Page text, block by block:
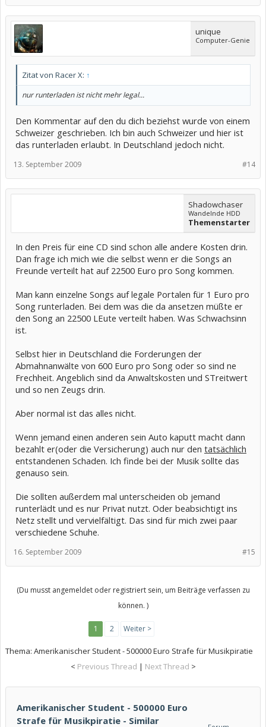
unique
Computer-Genie
Zitat von Racer X: ↑
nur runterladen ist nicht mehr legal...
Den Kommentar auf den du dich beziehst wurde von einem
Schweizer geschrieben. Ich bin auch Schweizer und hier ist
das runterladen erlaubt. In Deutschland jedoch nicht.
#14
13. September 2009
Shadowchaser
Wandelnde HDD
Themenstarter
In den Preis für eine CD sind schon alle andere Kosten drin.
Dan frage ich mich wie die selbst wenn er die Songs an
Freunde verteilt hat auf 22500 Euro pro Song kommen.
Man kann einzelne Songs auf legale Portalen für 1 Euro pro
Song runterladen. Bei dem was die da ansetzen müßte er
den Song an 22500 LEute verteilt haben. Was Schwachsinn
ist.
Selbst hier in Deutschland die Forderungen der
Abmahnanwälte von 600 Euro pro Song oder so sind ne
Frechheit. Angeblich sind da Anwaltskosten und STreitwert
und so nen Zeugs drin.
Aber normal ist das alles nicht.
Wenn jemand einen anderen sein Auto kaputt macht dann
bezahlt er(oder die Versicherung) auch nur den tatsächlich
entstandenen Schaden. Ich finde bei der Musik sollte das
genauso sein.
Die sollten außerdem mal unterscheiden ob jemand
runterlädt und es nur Privat nutzt. Oder beabsichtigt ins
Netz stellt und vervielfältigt. Das sind für mich zwei paar
verschiedene Schuhe.
#15
16. September 2009
(Du musst angemeldet oder registriert sein, um Beiträge verfassen zu
können. )
1 2 Weiter >
Thema: Amerikanischer Student - 500000 Euro Strafe für Musikpiratie
< Previous Thread | Next Thread >
Amerikanischer Student - 500000 Euro
Strafe für Musikpiratie - Similar